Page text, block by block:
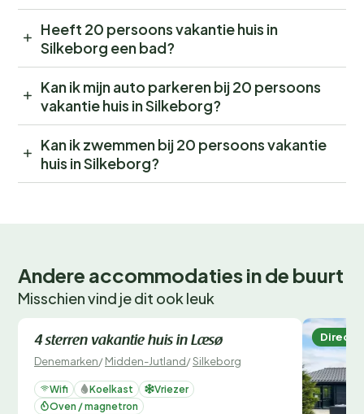
Heeft 20 persoons vakantie huis in
Silkeborg een bad?
Kan ik mijn auto parkeren bij 20 persoons
vakantie huis in Silkeborg?
Kan ik zwemmen bij 20 persoons vakantie
huis in Silkeborg?
Andere accommodaties in de buurt
Misschien vind je dit ook leuk
Direct te boeken
4 sterren vakantie huis in Læsø
Denemarken/Midden-Jutland/Silkeborg
Wifi Koelkast
Vriezer
Oven / magnetron
Direct